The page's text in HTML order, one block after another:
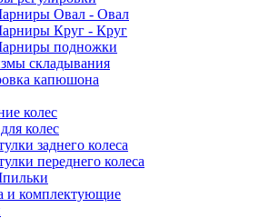
Овал - Овал
Круг - Круг
подножки
складывания
капюшона
колес
колес
заднего колеса
переднего колеса
и комплектующие